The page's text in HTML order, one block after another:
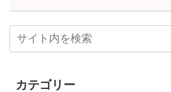
カテゴリー